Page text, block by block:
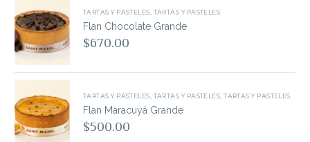
TARTAS Y PASTELES, TARTAS Y PASTELES
Flan Chocolate Grande
$670.00
TARTAS Y PASTELES, TARTAS Y PASTELES,TARTAS Y PASTELES
Flan Maracuyá Grande
$500.00